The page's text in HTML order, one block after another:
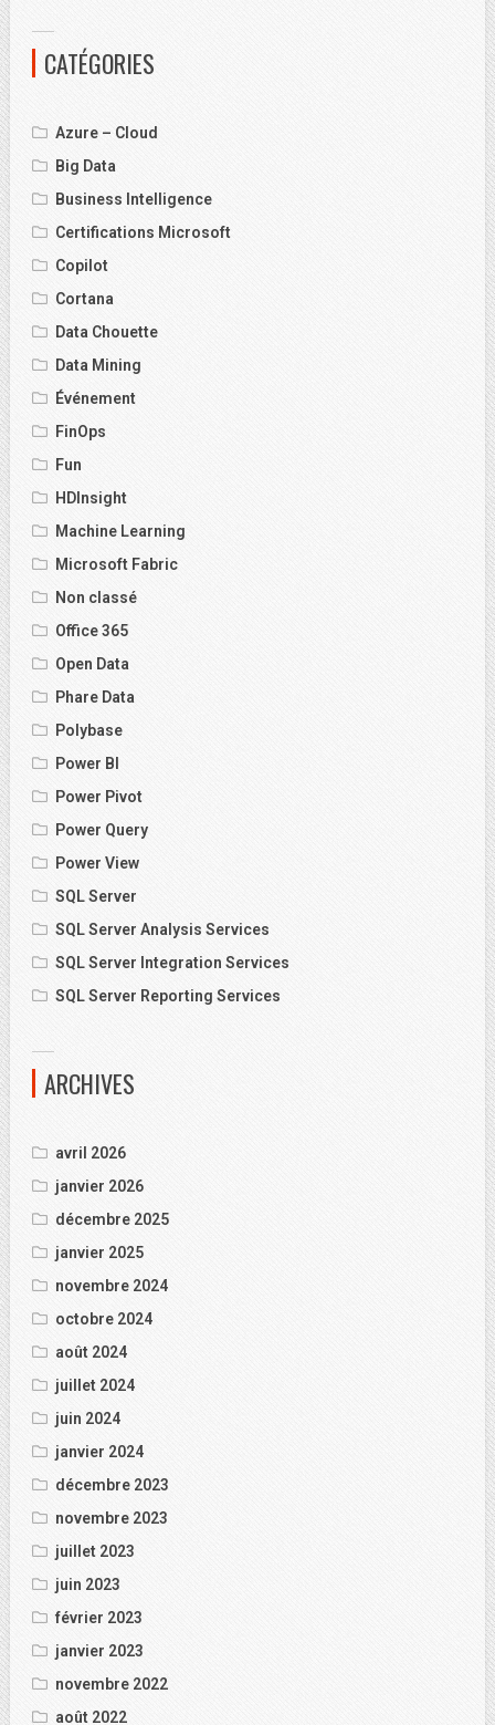
CATÉGORIES
Azure – Cloud
Big Data
Business Intelligence
Certifications Microsoft
Copilot
Cortana
Data Chouette
Data Mining
Événement
FinOps
Fun
HDInsight
Machine Learning
Microsoft Fabric
Non classé
Office 365
Open Data
Phare Data
Polybase
Power BI
Power Pivot
Power Query
Power View
SQL Server
SQL Server Analysis Services
SQL Server Integration Services
SQL Server Reporting Services
ARCHIVES
avril 2026
janvier 2026
décembre 2025
janvier 2025
novembre 2024
octobre 2024
août 2024
juillet 2024
juin 2024
janvier 2024
décembre 2023
novembre 2023
juillet 2023
juin 2023
février 2023
janvier 2023
novembre 2022
août 2022